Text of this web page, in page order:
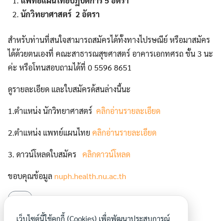
for:
นักวิทยาศาสตร์ 2 อัตรา
สำหรับท่านที่สนใจสามารถสมัครได้ทั้งทางไปรษณีย์ หรือมาสมัคร
ได้ด้วยตนเองที่ คณะสาธารณสุขศาสตร์ อาคารเอกทศรถ ชั้น 3 นะ
ค่ะ หรือโทนสอบถามได้ที่ 0 5596 8651
ดูรายละเอียด และใบสมัครด้สนล่างนี้นะ
1.ตำแหน่ง นักวิทยาศาสตร์ คลิกอ่านรายละเอียด
2.ตำแหน่ง แพทย์แผนไทย คลิกอ่านรายละเอียด
3. ดาวน์โหลดใบสมัคร คลิกดาวน์โหลด
ขอบคุณข้อมูล nuph.health.nu.ac.th
งาน
เว็บไซต์นี้ใช้คุกกี้ (Cookies) เพื่อพัฒนาประสบการณ์